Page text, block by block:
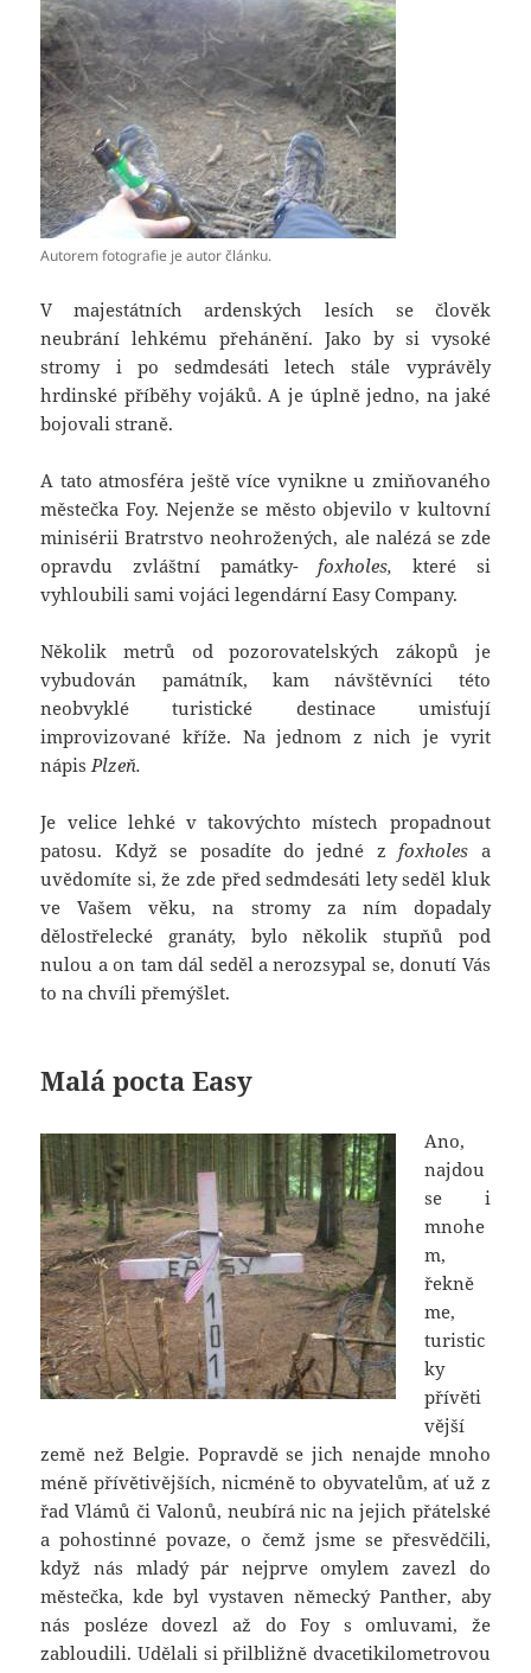
Autorem fotografie je autor článku.
V majestátních ardenských lesích se člověk
neubrání lehkému přehánění. Jako by si vysoké
stromy i po sedmdesáti letech stále vyprávěly
hrdinské příběhy vojáků. A je úplně jedno, na jaké
bojovali straně.
A tato atmosféra ještě více vynikne u zmiňovaného
městečka Foy. Nejenže se město objevilo v kultovní
minisérii Bratrstvo neohrožených, ale nalézá se zde
opravdu zvláštní památky-foxholes, které si
vyhloubili sami vojáci legendární Easy Company.
Několik metrů od pozorovatelských zákopů je
vybudován památník, kam návštěvníci této
neobvyklé turistické destinace umisťují
improvizované kříže. Na jednom z nich je vyrit
nápisPlzeň.
Je velice lehké v takovýchto místech propadnout
patosu. Když se posadíte do jedné zfoxholes a
uvědomíte si, že zde před sedmdesáti lety seděl kluk
ve Vašem věku, na stromy za ním dopadaly
dělostřelecké granáty, bylo několik stupňů pod
nulou a on tam dál seděl a nerozsypal se, donutí Vás
to na chvíli přemýšlet.
Malá pocta Easy
Ano,
najdou
se i
mnohe
m,
řekně
me,
turistic
ky
přívěti
vější
země než Belgie. Popravdě se jich nenajde mnoho
méně přívětivějších, nicméně to obyvatelům, ať už z
řad Vlámů či Valonů, neubírá nic na jejich přátelské
a pohostinné povaze, o čemž jsme se přesvědčili,
když nás mladý pár nejprve omylem zavezl do
městečka, kde byl vystaven německý Panther, aby
nás posléze dovezl až do Foy s omluvami, že
zabloudili. Udělali si přilbližně dvacetikilometrovou